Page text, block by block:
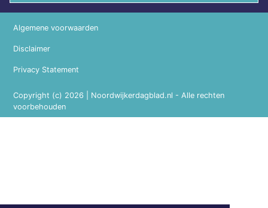
Copyright (c) 2026 | Noordwijkerdagblad.nl - Alle rechten
voorbehouden
Algemene voorwaarden
Disclaimer
Privacy Statement